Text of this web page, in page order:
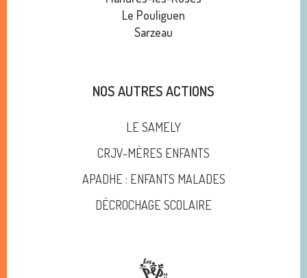
Le Pouliguen
Sarzeau
NOS AUTRES ACTIONS
LE SAMELY
CRJV-MÈRES ENFANTS
APADHE : ENFANTS MALADES
DÉCROCHAGE SCOLAIRE